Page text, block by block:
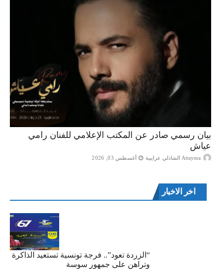
بيان رسمي صادر عن المكتب الإعلامي للفنان رامي
عياش
Attayma الشاذلي عرايبية أغسطس 03, 2026
اخر الاخبار
“الزردة تعود”.. فرجة تونسية تستعيد الذاكرة
وتراهن على جمهور سوسة